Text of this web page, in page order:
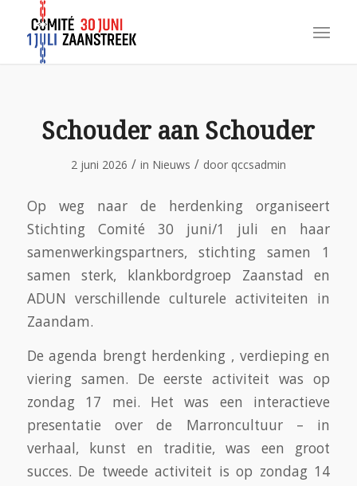
Schouder aan Schouder
2 juni 2026 / in Nieuws / door qccsadmin
Op weg naar de herdenking organiseert
Stichting Comité 30 juni/1 juli en haar
samenwerkingspartners, stichting samen 1
samen sterk, klankbordgroep Zaanstad en
ADUN verschillende culturele activiteiten in
Zaandam.
De agenda brengt herdenking , verdieping en
viering samen. De eerste activiteit was op
zondag 17 mei. Het was een interactieve
presentatie over de Marroncultuur – in
verhaal, kunst en traditie, was een groot
succes. De tweede activiteit is op zondag 14